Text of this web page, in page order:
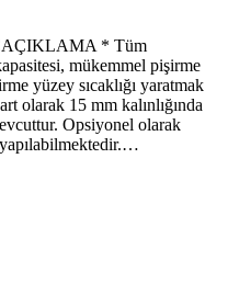
* Tüm
mükemmel pişirme
yüzey sıcaklığı yaratmak
olarak 15 mm kalınlığında
Opsiyonel olarak